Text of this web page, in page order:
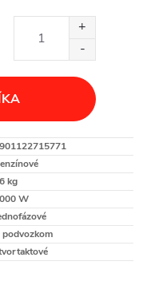
kg
W
podvozkom